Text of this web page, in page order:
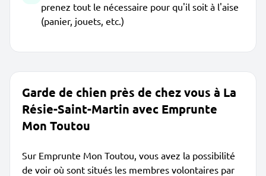
prenez tout le nécessaire pour qu'il soit à l'aise
(panier, jouets, etc.)
Garde de chien près de chez vous à La
Résie-Saint-Martin avec Emprunte
Mon Toutou
Sur Emprunte Mon Toutou, vous avez la possibilité
de voir où sont situés les membres volontaires par